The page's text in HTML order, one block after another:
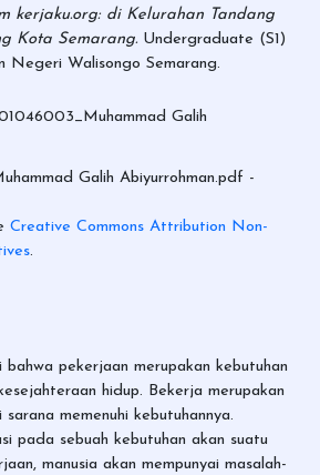
kerjaku.org: di Kelurahan Tandang
Kota Semarang. Undergraduate (S1)
Negeri Walisongo Semarang.
Galih
Galih Abiyurrohman.pdf -
Creative Commons Attribution Non-
.
pekerjaan merupakan kebutuhan
hidup. Bekerja merupakan
memenuhi kebutuhannya.
pada sebuah kebutuhan akan suatu
manusia akan mempunyai masalah-